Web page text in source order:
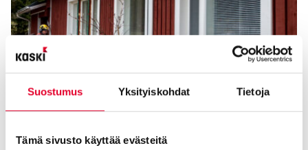
Suostumus Yksityiskohdat Tietoja
Tämä sivusto käyttää evästeitä
Miten ikkunat ja eristeet yhdessä vaikuttavat kodin
energiatehokkuuteen?
16.10.2025 - Yleinen